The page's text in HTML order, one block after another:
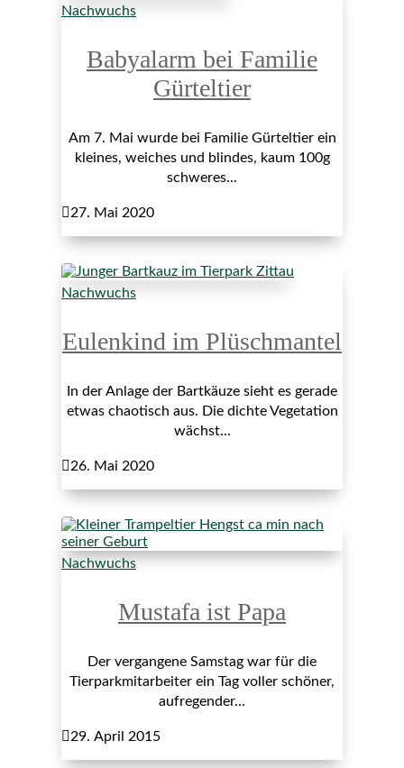
Nachwuchs
Babyalarm bei Familie
Gürteltier
Am 7. Mai wurde bei Familie Gürteltier ein
kleines, weiches und blindes, kaum 100g
schweres...
27. Mai 2020
Nachwuchs
Eulenkind im Plüschmantel
In der Anlage der Bartkäuze sieht es gerade
etwas chaotisch aus. Die dichte Vegetation
wächst...
26. Mai 2020
Nachwuchs
Mustafa ist Papa
Der vergangene Samstag war für die
Tierparkmitarbeiter ein Tag voller schöner,
aufregender...
29. April 2015